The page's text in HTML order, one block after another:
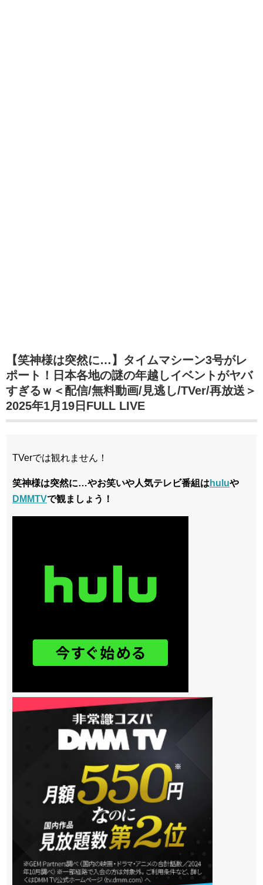
【笑神様は突然に…】タイムマシーン3号がレ
ポート！日本各地の謎の年越しイベントがヤバ
すぎるｗ＜配信/無料動画/見逃し/TVer/再放送＞
2025年1月19日FULL LIVE
TVerでは観れません！
笑神様は突然に…やお笑いや人気テレビ番組は huluや
DMMTVで観ましょう！